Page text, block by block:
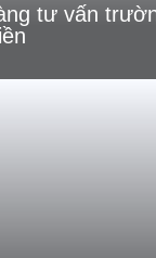
tư vấn